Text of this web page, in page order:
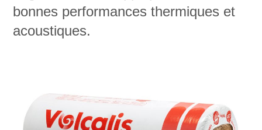
bonnes performances thermiques et
acoustiques.